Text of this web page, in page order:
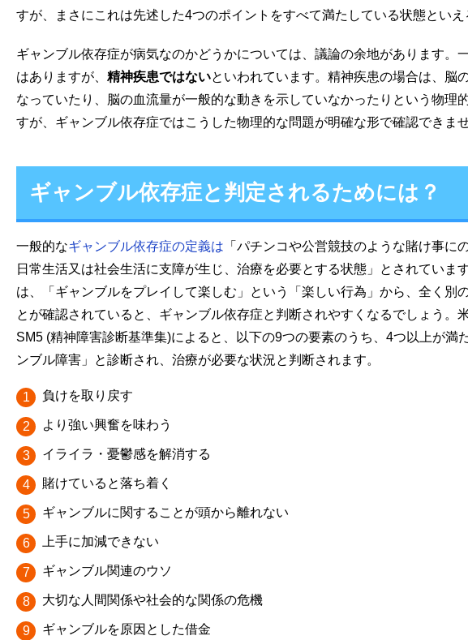
すが、まさにこれは先述した4つのポイントをすべて満たしている状態といえ
ギャンブル依存症が病気なのかどうかについては、議論の余地があります。
はありますが、 精神疾患ではないといわれています。精神疾患の場合は、脳
なっていたり、脳の血流量が一般的な動きを示していなかったりという物理
すが、ギャンブル依存症ではこうした物理的な問題が明確な形で確認できませ
ギャンブル依存症と判定されるためには？
一般的なギャンブル依存症の定義は 「パチンコや公営競技のような賭け事に
日常生活又は社会生活に支障が生じ、治療を必要とする状態」とされていま
は、「ギャンブルをプレイして楽しむ」という「楽しい行為」から、全く別
とが確認されていると、ギャンブル依存症と判断されやすくなるでしょう。
SM5 (精神障害診断基準集)によると、以下の9つの要素のうち、4つ以上が満
ンブル障害」と診断され、治療が必要な状況と判断されます。
負けを取り戻す
より強い興奮を味わう
イライラ・憂鬱感を解消する
賭けていると落ち着く
ギャンブルに関することが頭から離れない
上手に加減できない
ギャンブル関連のウソ
大切な人間関係や社会的な関係の危機
ギャンブルを原因とした借金